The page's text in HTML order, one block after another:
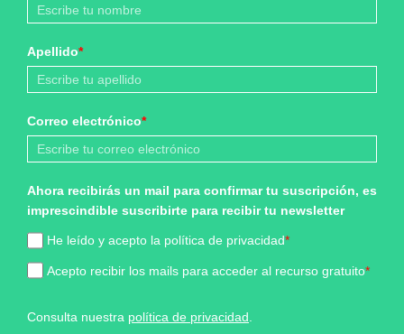
Apellido*
Correo electrónico*
Ahora recibirás un mail para confirmar tu suscripción, es
imprescindible suscribirte para recibir tu newsletter
He leído y acepto la política de privacidad*
Acepto recibir los mails para acceder al recurso gratuito*
Consulta nuestra política de privacidad.